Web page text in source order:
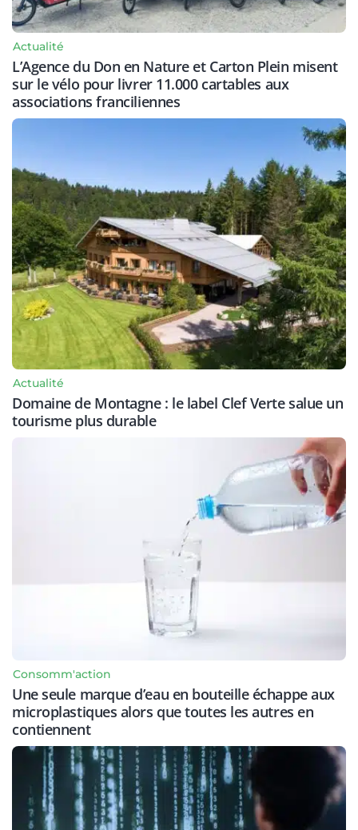
Actualité
L’Agence du Don en Nature et Carton Plein misent
sur le vélo pour livrer 11.000 cartables aux
associations franciliennes
Actualité
Domaine de Montagne : le label Clef Verte salue un
tourisme plus durable
Consomm'action
Une seule marque d’eau en bouteille échappe aux
microplastiques alors que toutes les autres en
contiennent